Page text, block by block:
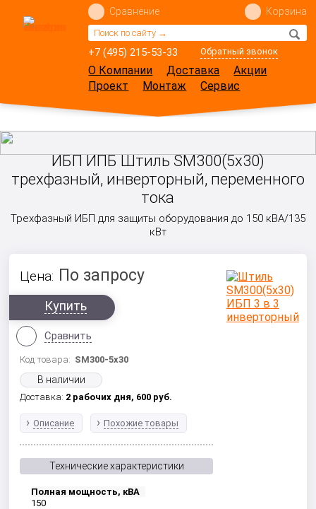
+7 (495) 215-53-33 Обратный звонок
Сравнение Корзина
О Компании Доставка
Акции
Проект
Монтаж Сервис
ИБП ИПБ Штиль SM300(5x30)
трехфазный, инверторный, переменного
тока
Трехфазный ИБП для защиты оборудования до 150 кВА/135
кВт
Цена: По запросу
Купить
Сравнить
Код товара: SM300-5x30
В наличии
Доставка: 2 рабочих дня, 600 руб.
Описание Похожие товары
Технические характеристики
Полная мощность, кВА
150